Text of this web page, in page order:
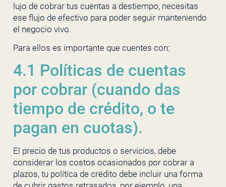
lujo de cobrar tus cuentas a destiempo, necesitas
ese flujo de efectivo para poder seguir manteniendo
el negocio vivo.
Para ellos es importante que cuentes con:
4.1 Políticas de cuentas
por cobrar (cuando das
tiempo de crédito, o te
pagan en cuotas).
El precio de tus productos o servicios, debe
considerar los costos ocasionados por cobrar a
plazos, tu política de crédito debe incluir una forma